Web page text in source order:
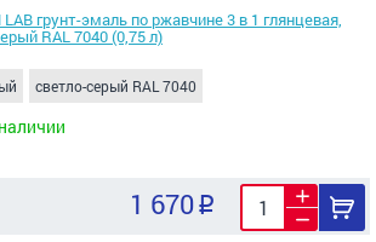
LAB грунт-эмаль по ржавчине 3 в 1 глянцевая,
RAL 7040 (0,75 л)
светло-серый RAL 7040
1 670